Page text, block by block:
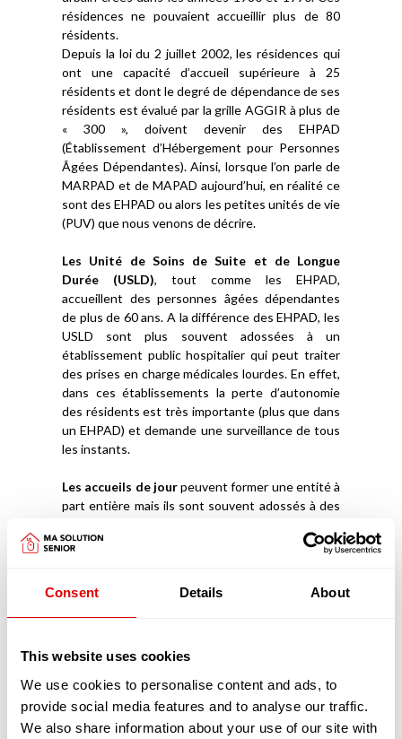
Consent Details About
This website uses cookies
We use cookies to personalise content and ads, to
provide social media features and to analyse our traffic.
We also share information about your use of our site with
résidences ne pouvaient accueillir plus de 80
résidents.
Depuis la loi du 2 juillet 2002, les résidences qui
ont une capacité d’accueil supérieure à 25
résidents et dont le degré de dépendance de ses
résidents est évalué par la grille AGGIR à plus de
« 300 », doivent devenir des EHPAD
(Établissement d’Hébergement pour Personnes
Âgées Dépendantes). Ainsi, lorsque l’on parle de
MARPAD et de MAPAD aujourd’hui, en réalité ce
sont des EHPAD ou alors les petites unités de vie
(PUV) que nous venons de décrire.
Les Unité de Soins de Suite et de Longue
Durée (USLD), tout comme les EHPAD,
accueillent des personnes âgées dépendantes
de plus de 60 ans. A la différence des EHPAD, les
USLD sont plus souvent adossées à un
établissement public hospitalier qui peut traiter
des prises en charge médicales lourdes. En effet,
dans ces établissements la perte d’autonomie
des résidents est très importante (plus que dans
un EHPAD) et demande une surveillance de tous
les instants.
Les accueils de jourpeuvent former une entité à
part entière mais ils sont souvent adossés à des
âgées (en journée, parfois la nuit), qui vivent à leur
Ces structures ont aussi l’avantage de donner à
l’Aidant la capacité de souffler, de reprendre des
prendre soin de la personne âgée.
Découvrez comment intégrer un EHPAD
Les pathologies liées au vieillissement prises